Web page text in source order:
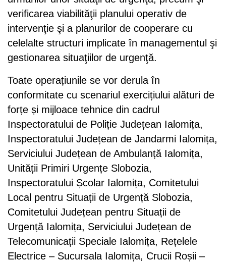
verificarea viabilităţii planului operativ de
intervenţie şi a planurilor de cooperare cu
celelalte structuri implicate în managementul şi
gestionarea situaţiilor de urgenţă.
Toate operațiunile se vor derula în
conformitate cu scenariul exercițiului alături de
forțe și mijloace tehnice din cadrul
Inspectoratului de Poliție Județean Ialomița,
Inspectoratului Județean de Jandarmi Ialomița,
Serviciului Județean de Ambulanță Ialomița,
Unității Primiri Urgențe Slobozia,
Inspectoratului Școlar Ialomița, Comitetului
Local pentru Situații de Urgență Slobozia,
Comitetului Județean pentru Situații de
Urgență Ialomița, Serviciului Județean de
Telecomunicații Speciale Ialomița, Rețelele
Electrice – Sucursala Ialomița, Crucii Roșii –